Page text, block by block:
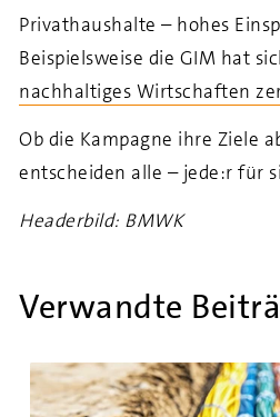
Privathaushalte – hohes
Beispielsweise die GIM hat
nachhaltiges Wirtschaften
Ob die Kampagne ihre Ziele
entscheiden alle – jede:r für
Headerbild: BMWK
Verwandte